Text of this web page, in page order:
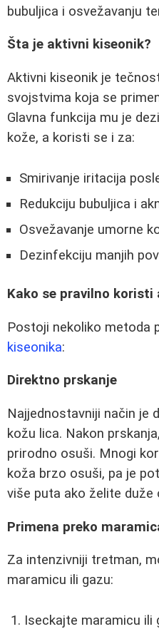
bubuljica i osvežavanju
Šta je aktivni kiseonik?
Aktivni kiseonik je
svojstvima koja se
Glavna funkcija mu je
kože, a koristi se i za:
Smirivanje iritacija
Redukciju bubuljica i
Osvežavanje umorne
Dezinfekciju manjih
Kako se pravilno koristi
Postoji nekoliko metoda
kiseonika:
Direktno prskanje
Najjednostavniji način je
kožu lica. Nakon
prirodno osuši. Mnogi
koža brzo osuši, pa je
više puta ako želite duže
Primena preko
Za intenzivniji tretman,
maramicu ili gazu:
Iseckajte maramicu ili